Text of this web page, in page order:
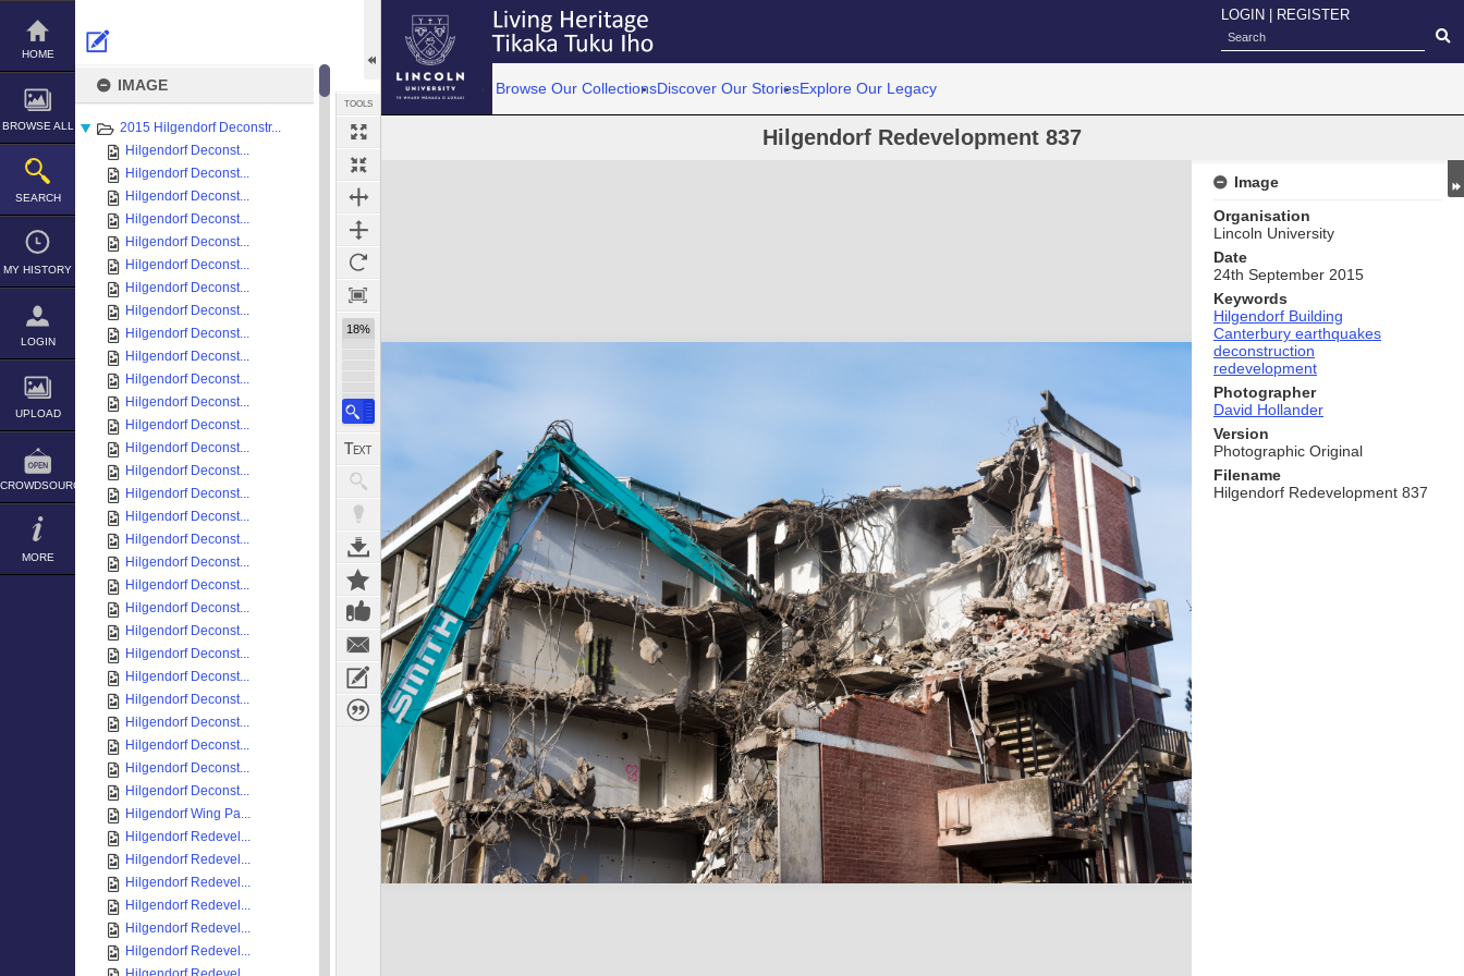
Skip
content
HOME
BROWSE ALL
SEARCH
MY HISTORY
LOGIN
UPLOAD
CROWDSOURCE
MORE
IMAGE
2015 Hilgendorf Deconstr...
Hilgendorf Deconst...
Hilgendorf Deconst...
Hilgendorf Deconst...
Hilgendorf Deconst...
Hilgendorf Deconst...
Hilgendorf Deconst...
Hilgendorf Deconst...
Hilgendorf Deconst...
Hilgendorf Deconst...
Hilgendorf Deconst...
Hilgendorf Deconst...
Hilgendorf Deconst...
Hilgendorf Deconst...
Hilgendorf Deconst...
Hilgendorf Deconst...
Hilgendorf Deconst...
Hilgendorf Deconst...
Hilgendorf Deconst...
Hilgendorf Deconst...
Hilgendorf Deconst...
Hilgendorf Deconst...
Hilgendorf Deconst...
Hilgendorf Deconst...
Hilgendorf Deconst...
Hilgendorf Deconst...
Hilgendorf Deconst...
Hilgendorf Deconst...
Hilgendorf Deconst...
Hilgendorf Deconst...
Hilgendorf Wing Pa...
Hilgendorf Redevel...
Hilgendorf Redevel...
Hilgendorf Redevel...
Hilgendorf Redevel...
Hilgendorf Redevel...
Hilgendorf Redevel...
TOOLS
18%
LOGIN REGISTER
Browse Our CollectionsDiscover Our StoriesExplore Our Legacy
Hilgendorf Redevelopment 837
Expand/collapse
Image
Organisation
Lincoln University
Date
24th September 2015
Keywords
Hilgendorf Building
Canterbury earthquakes
deconstruction
redevelopment
Photographer
David Hollander
Version
Photographic Original
Filename
Hilgendorf Redevelopment 837